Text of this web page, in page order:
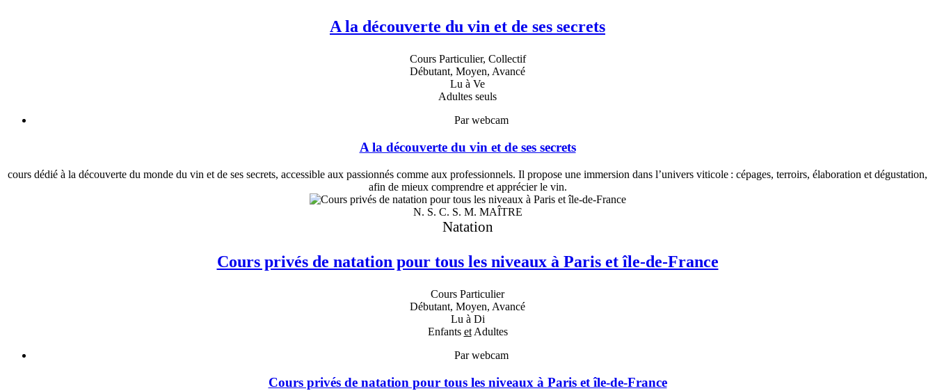
A la découverte du vin et de ses secrets
Cours Particulier, Collectif
Débutant, Moyen, Avancé
Lu à Ve
Adultes seuls
Par webcam
A la découverte du vin et de ses secrets
cours dédié à la découverte du monde du vin et de ses secrets, accessible aux passionnés comme aux professionnels. Il propose une immersion dans l’univers viticole : cépages, terroirs, élaboration et dégustation,
afin de mieux comprendre et apprécier le vin.
N. S. C. S. M. MAÎTRE
Natation
Cours privés de natation pour tous les niveaux à Paris et île-de-France
Cours Particulier
Débutant, Moyen, Avancé
Lu à Di
Enfants etAdultes
Par webcam
Cours privés de natation pour tous les niveaux à Paris et île-de-France